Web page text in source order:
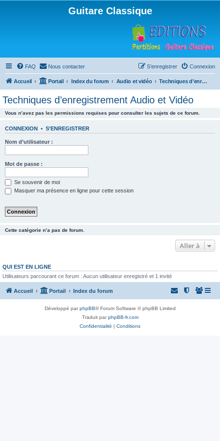
Guitare Classique
FAQ Nous contacter Connexion
S’enregistrer
Accueil Portail Index du forum Audio et vidéo Techniques d’enregistrement Audio et Vidéo
Techniques d’enregistrement Audio et Vidéo
Vous n’avez pas les permissions requises pour consulter les sujets de ce forum.
CONNEXION • S’ENREGISTRER
Nom d’utilisateur :
Mot de passe :
Se souvenir de moi
Masquer ma présence en ligne pour cette session
Cette catégorie n’a pas de forum.
Aller à
QUI EST EN LIGNE
Utilisateurs parcourant ce forum : Aucun utilisateur enregistré et 1 invité
Accueil Portail Index du forum
Développé parphpBB® Forum Software © phpBB Limited
Traduit parphpBB-fr.com
Confidentialité | Conditions